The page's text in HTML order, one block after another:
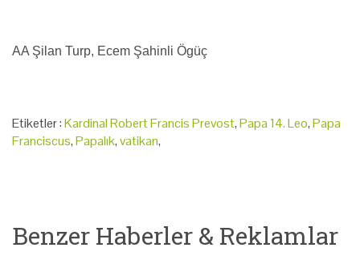
AA Şilan Turp, Ecem Şahinli Ögüç
Etiketler :Kardinal Robert Francis Prevost,Papa 14. Leo,Papa
Franciscus,Papalık,vatikan,
Benzer Haberler & Reklamlar